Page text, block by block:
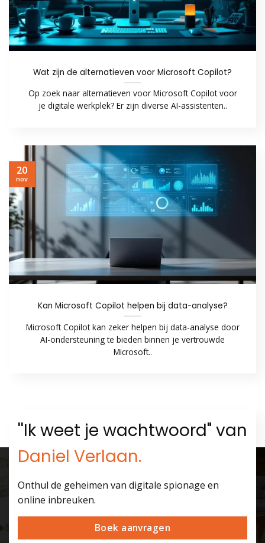
Wat zijn de alternatieven voor Microsoft Copilot?
Op zoek naar alternatieven voor Microsoft Copilot voor
je digitale werkplek? Er zijn diverse AI-assistenten..
Kan Microsoft Copilot helpen bij data-analyse?
Microsoft Copilot kan zeker helpen bij data-analyse door
AI-ondersteuning te bieden binnen je vertrouwde
Microsoft..
20
nov
''Ik weet je wachtwoord" van
Daniel Verlaan.
Onthul de geheimen van digitale spionage en
online inbreuken.
Boek aanvragen